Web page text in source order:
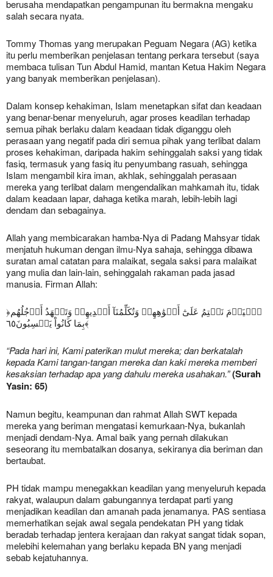
berusaha mendapatkan pengampunan itu bermakna mengaku
salah secara nyata.
Tommy Thomas yang merupakan Peguam Negara (AG) ketika
itu perlu memberikan penjelasan tentang perkara tersebut (saya
membaca tulisan Tun Abdul Hamid, mantan Ketua Hakim Negara
yang banyak memberikan penjelasan).
Dalam konsep kehakiman, Islam menetapkan sifat dan keadaan
yang benar-benar menyeluruh, agar proses keadilan terhadap
semua pihak berlaku dalam keadaan tidak diganggu oleh
perasaan yang negatif pada diri semua pihak yang terlibat dalam
proses kehakiman, daripada hakim sehinggalah saksi yang tidak
fasiq, termasuk yang fasiq itu penyumbang rasuah, sehingga
Islam mengambil kira iman, akhlak, sehinggalah perasaan
mereka yang terlibat dalam mengendalikan mahkamah itu, tidak
dalam keadaan lapar, dahaga ketika marah, lebih-lebih lagi
dendam dan sebagainya.
Allah yang membicarakan hamba-Nya di Padang Mahsyar tidak
menjatuh hukuman dengan ilmu-Nya sahaja, sehingga dibawa
suratan amal catatan para malaikat, segala saksi para malaikat
yang mulia dan lain-lain, sehinggalah rakaman pada jasad
manusia. Firman Allah:
﴿ٱلۡيَوۡمَ نَخۡتِمُ عَلَىٰٓ أَفۡوَٰهِهِمۡ وَتُكَلِّمُنَآ أَيۡدِيهِمۡ وَتَشۡهَدُ أَرۡجُلُهُم
بِمَا كَانُواْ يَكۡسِبُونَ٦٥﴾
“Pada hari ini, Kami paterikan mulut mereka; dan berkatalah
kepada Kami tangan-tangan mereka dan kaki mereka memberi
kesaksian terhadap apa yang dahulu mereka usahakan.”(Surah
Yasin: 65)
Namun begitu, keampunan dan rahmat Allah SWT kepada
mereka yang beriman mengatasi kemurkaan-Nya, bukanlah
menjadi dendam-Nya. Amal baik yang pernah dilakukan
seseorang itu membatalkan dosanya, sekiranya dia beriman dan
bertaubat.
PH tidak mampu menegakkan keadilan yang menyeluruh kepada
rakyat, walaupun dalam gabungannya terdapat parti yang
menjadikan keadilan dan amanah pada jenamanya. PAS sentiasa
memerhatikan sejak awal segala pendekatan PH yang tidak
beradab terhadap jentera kerajaan dan rakyat sangat tidak sopan,
melebihi kelemahan yang berlaku kepada BN yang menjadi
sebab kejatuhannya.